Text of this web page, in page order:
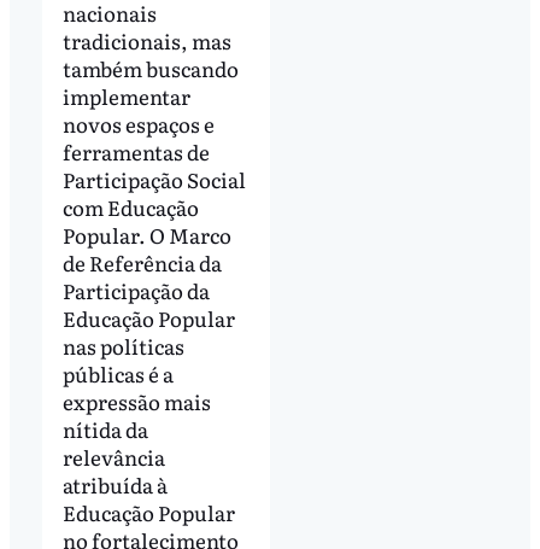
nacionais
tradicionais, mas
também buscando
implementar
novos espaços e
ferramentas de
Participação Social
com Educação
Popular. O Marco
de Referência da
Participação da
Educação Popular
nas políticas
públicas é a
expressão mais
nítida da
relevância
atribuída à
Educação Popular
no fortalecimento